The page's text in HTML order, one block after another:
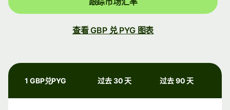
查看 GBP 兑 PYG 图表
1 GBP兑PYG 过去 30 天 过去 90 天